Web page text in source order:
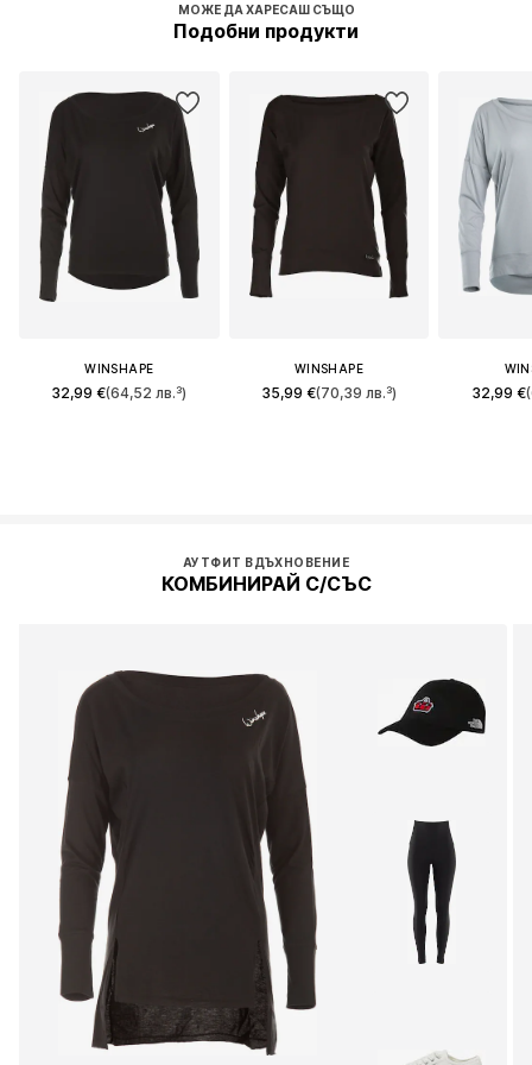
МОЖЕ ДА ХАРЕСАШ СЪЩО
Подобни продукти
WINSHAPE
32,99 €(64,52 лв.³)
WINSHAPE
35,99 €(70,39 лв.³) 32,99 €
АУТФИТ ВДЪХНОВЕНИЕ
КОМБИНИРАЙ С/СЪС